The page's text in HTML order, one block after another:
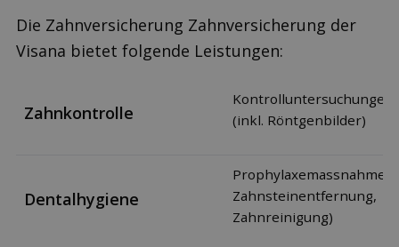
Die Zahnversicherung Zahnversicherung der
Visana bietet folgende Leistungen:
Zahnkontrolle
Kontrolluntersuchungen
(inkl. Röntgenbilder)
Dentalhygiene
Prophylaxemassnahmen
Zahnsteinentfernung,
Zahnreinigung)